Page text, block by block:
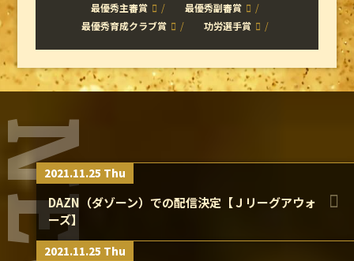
最優秀主審賞
最優秀副審賞
最優秀育成クラブ賞
功労選手賞
DAZN（ダゾーン）での配信決定【Ｊリーグアウォ
ーズ】
2021.11.25 Thu
2021.11.25 Thu